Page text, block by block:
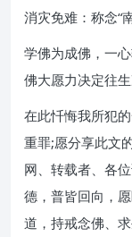
消灾免难：称念“
学佛为成佛，一
佛大愿力决定往
在此忏悔我所犯
重罪;愿分享此文
网、转载者、各
德，普皆回向，
道，持戒念佛、